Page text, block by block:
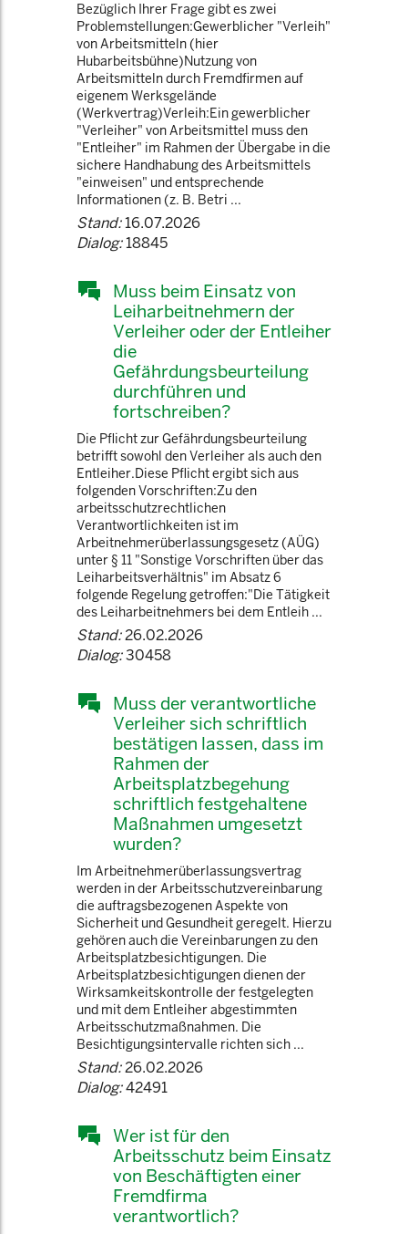
Bezüglich Ihrer Frage gibt es zwei
Problemstellungen:Gewerblicher "Verleih"
von Arbeitsmitteln (hier
Hubarbeitsbühne)Nutzung von
Arbeitsmitteln durch Fremdfirmen auf
eigenem Werksgelände
(Werkvertrag)Verleih:Ein gewerblicher
"Verleiher" von Arbeitsmittel muss den
"Entleiher" im Rahmen der Übergabe in die
sichere Handhabung des Arbeitsmittels
"einweisen" und entsprechende
Informationen (z. B. Betri ...
Stand:16.07.2026
Dialog:18845
Muss beim Einsatz von
Leiharbeitnehmern der
Verleiher oder der Entleiher
die
Gefährdungsbeurteilung
durchführen und
fortschreiben?
Die Pflicht zur Gefährdungsbeurteilung
betrifft sowohl den Verleiher als auch den
Entleiher.Diese Pflicht ergibt sich aus
folgenden Vorschriften:Zu den
arbeitsschutzrechtlichen
Verantwortlichkeiten ist im
Arbeitnehmerüberlassungsgesetz (AÜG)
unter § 11 "Sonstige Vorschriften über das
Leiharbeitsverhältnis" im Absatz 6
folgende Regelung getroffen:"Die Tätigkeit
des Leiharbeitnehmers bei dem Entleih ...
Stand:26.02.2026
Dialog:30458
Muss der verantwortliche
Verleiher sich schriftlich
bestätigen lassen, dass im
Rahmen der
Arbeitsplatzbegehung
schriftlich festgehaltene
Maßnahmen umgesetzt
wurden?
Im Arbeitnehmerüberlassungsvertrag
werden in der Arbeitsschutzvereinbarung
die auftragsbezogenen Aspekte von
Sicherheit und Gesundheit geregelt. Hierzu
gehören auch die Vereinbarungen zu den
Arbeitsplatzbesichtigungen. Die
Arbeitsplatzbesichtigungen dienen der
Wirksamkeitskontrolle der festgelegten
und mit dem Entleiher abgestimmten
Arbeitsschutzmaßnahmen. Die
Besichtigungsintervalle richten sich ...
Stand:26.02.2026
Dialog:42491
Wer ist für den
Arbeitsschutz beim Einsatz
von Beschäftigten einer
Fremdfirma
verantwortlich?